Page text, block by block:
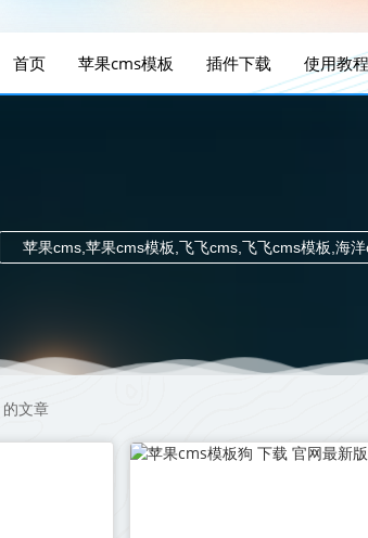
首页 苹果cms模板 插件下载 使用教
苹果cms,苹果cms模板,飞飞cms,飞飞cms模板,海
的文章